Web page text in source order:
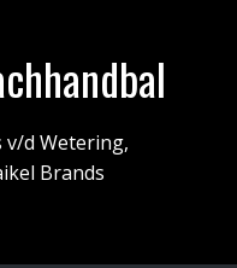
v/d Wetering,
Brands